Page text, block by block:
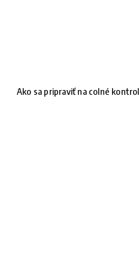
Ako sa pripraviť na colné